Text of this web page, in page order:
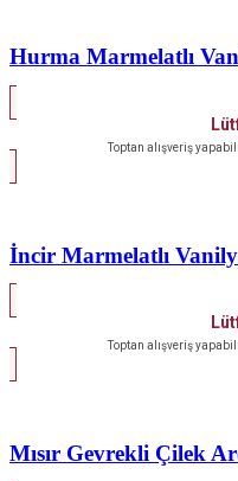
Hurma Marmelatlı
Toptan alışveriş
İncir Marmelatlı
Toptan alışveriş
Mısır Gevrekli Çilek